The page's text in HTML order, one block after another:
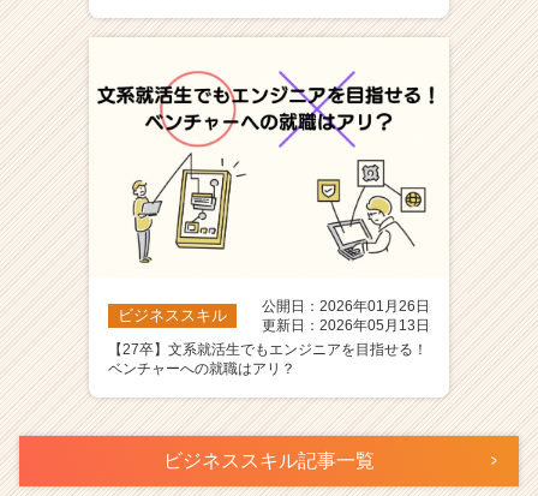
ビジネススキル
公開日：2026年01月26日
更新日：2026年05月13日
【27卒】文系就活生でもエンジニアを目指せる！
ベンチャーへの就職はアリ？
ビジネススキル記事一覧